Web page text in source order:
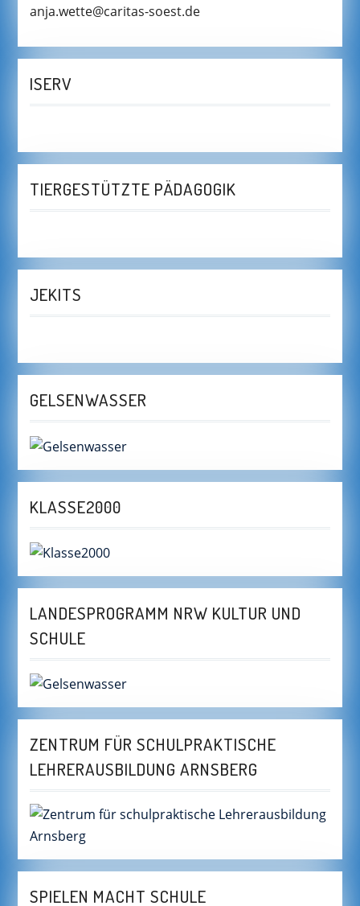
anja.wette@caritas-soest.de
ISERV
TIERGESTÜTZTE PÄDAGOGIK
JEKITS
GELSENWASSER
KLASSE2000
LANDESPROGRAMM NRW KULTUR UND
SCHULE
ZENTRUM FÜR SCHULPRAKTISCHE
LEHRERAUSBILDUNG ARNSBERG
SPIELEN MACHT SCHULE